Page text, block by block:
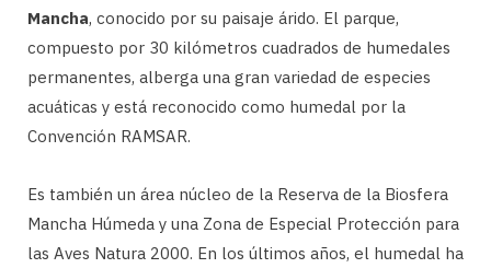
Mancha, conocido por su paisaje árido. El parque,
compuesto por 30 kilómetros cuadrados de humedales
permanentes, alberga una gran variedad de especies
acuáticas y está reconocido como humedal por la
Convención RAMSAR.
Es también un área núcleo de la Reserva de la Biosfera
Mancha Húmeda y una Zona de Especial Protección para
las Aves Natura 2000. En los últimos años, el humedal ha